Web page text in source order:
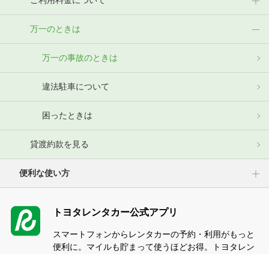
万一のときは
万一の事故のときは
違法駐車について
困ったときは
貸渡約款を見る
便利な使い方
トヨタレンタカー公式アプリ
スマートフォンからレンタカーの予約・利用がもっと
便利に。マイルも貯まって使うほどお得。トヨタレン